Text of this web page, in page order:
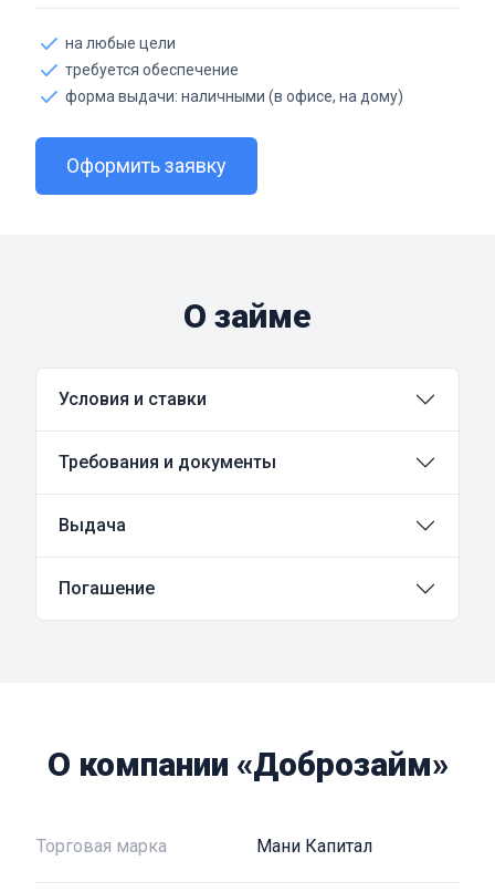
на любые цели
требуется обеспечение
форма выдачи: наличными (в офисе, на дому)
Оформить заявку
О займе
Условия и ставки
Требования и документы
Выдача
Погашение
О компании «Доброзайм»
Торговая марка Мани Капитал